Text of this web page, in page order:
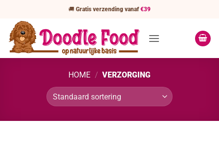
inhoud
🚚 Gratis verzending vanaf€39
HOME / VERZORGING